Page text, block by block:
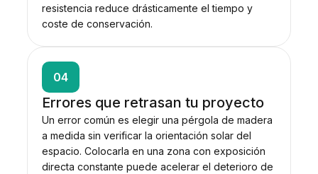
resistencia reduce drásticamente el tiempo y
coste de conservación.
04
Errores que retrasan tu proyecto
Un error común es elegir una pérgola de madera
a medida sin verificar la orientación solar del
espacio. Colocarla en una zona con exposición
directa constante puede acelerar el deterioro de